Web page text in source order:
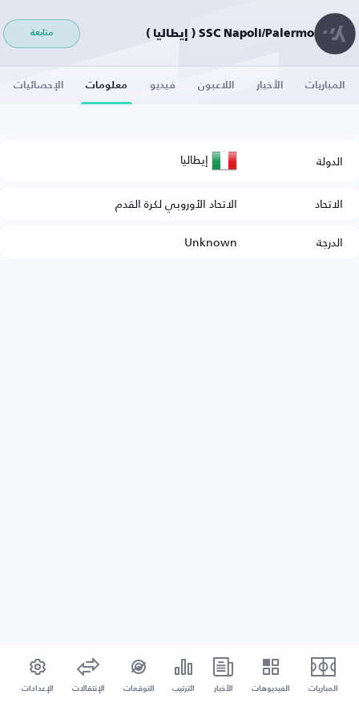
SSC Napoli/Palermo ( إيطاليا ) متابعة
المباريات الأخبار اللاعبون فيديو معلومات الإحصائيات
الدولة إيطاليا
الاتحاد
الاتحاد الأوروبي لكرة القدم
الدرجة
Unknown
المباريات الفيديوهات الأخبار الترتيب التوقعات الإنتقالات الإعدادات